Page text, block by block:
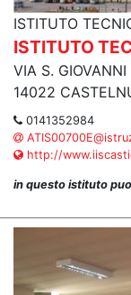
ISTITUTO
ISTITUTO
VIA S.
14022
0141352984
http://
in questo istituto